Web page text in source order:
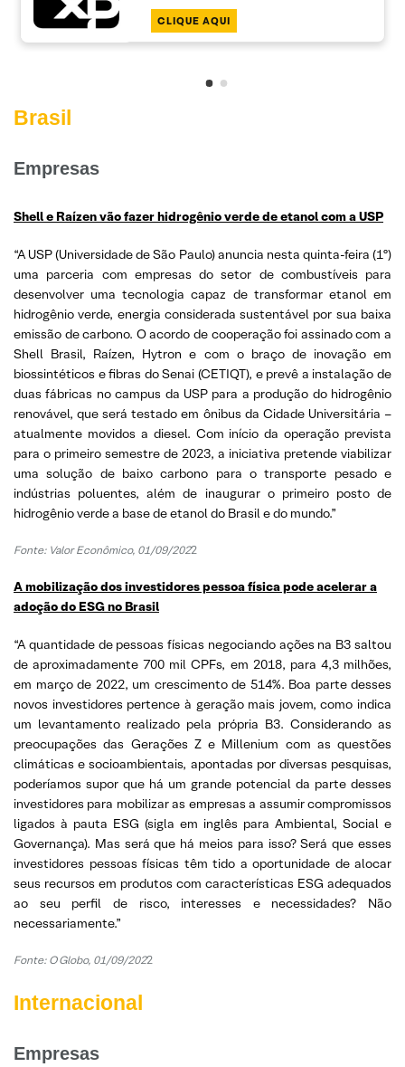
CLIQUE AQUI
Brasil
Empresas
Shell e Raízen vão fazer hidrogênio verde de etanol com a USP
“A USP (Universidade de São Paulo) anuncia nesta quinta-feira (1º)
uma parceria com empresas do setor de combustíveis para
desenvolver uma tecnologia capaz de transformar etanol em
hidrogênio verde, energia considerada sustentável por sua baixa
emissão de carbono. O acordo de cooperação foi assinado com a
Shell Brasil, Raízen, Hytron e com o braço de inovação em
biossintéticos e fibras do Senai (CETIQT), e prevê a instalação de
duas fábricas no campus da USP para a produção do hidrogênio
renovável, que será testado em ônibus da Cidade Universitária –
atualmente movidos a diesel. Com início da operação prevista
para o primeiro semestre de 2023, a iniciativa pretende viabilizar
uma solução de baixo carbono para o transporte pesado e
indústrias poluentes, além de inaugurar o primeiro posto de
hidrogênio verde a base de etanol do Brasil e do mundo.”
Fonte: Valor Econômico, 01/09/2022
A mobilização dos investidores pessoa física pode acelerar a
adoção do ESG no Brasil
“A quantidade de pessoas físicas negociando ações na B3 saltou
de aproximadamente 700 mil CPFs, em 2018, para 4,3 milhões,
em março de 2022, um crescimento de 514%. Boa parte desses
novos investidores pertence à geração mais jovem, como indica
um levantamento realizado pela própria B3. Considerando as
preocupações das Gerações Z e Millenium com as questões
climáticas e socioambientais, apontadas por diversas pesquisas,
poderíamos supor que há um grande potencial da parte desses
investidores para mobilizar as empresas a assumir compromissos
ligados à pauta ESG (sigla em inglês para Ambiental, Social e
Governança). Mas será que há meios para isso? Será que esses
investidores pessoas físicas têm tido a oportunidade de alocar
seus recursos em produtos com características ESG adequados
ao seu perfil de risco, interesses e necessidades? Não
necessariamente.”
Fonte: O Globo, 01/09/2022
Internacional
Empresas